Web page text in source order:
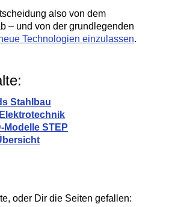
also von dem
– und von der grundlegenden
Technologien einzulassen.
Stahlbau
Modelle STEP
oder Dir die Seiten gefallen: